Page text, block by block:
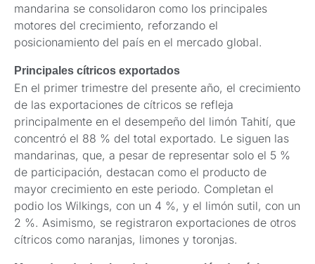
mandarina se consolidaron como los principales
motores del crecimiento, reforzando el
posicionamiento del país en el mercado global.
Principales cítricos exportados
En el primer trimestre del presente año, el crecimiento
de las exportaciones de cítricos se refleja
principalmente en el desempeño del limón Tahití, que
concentró el 88 % del total exportado. Le siguen las
mandarinas, que, a pesar de representar solo el 5 %
de participación, destacan como el producto de
mayor crecimiento en este periodo. Completan el
podio los Wilkings, con un 4 %, y el limón sutil, con un
2 %. Asimismo, se registraron exportaciones de otros
cítricos como naranjas, limones y toronjas.